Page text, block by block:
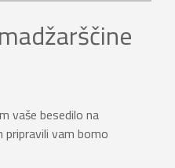
vaše besedilo na
pripravili vam bomo